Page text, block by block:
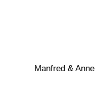
Manfred & Anne